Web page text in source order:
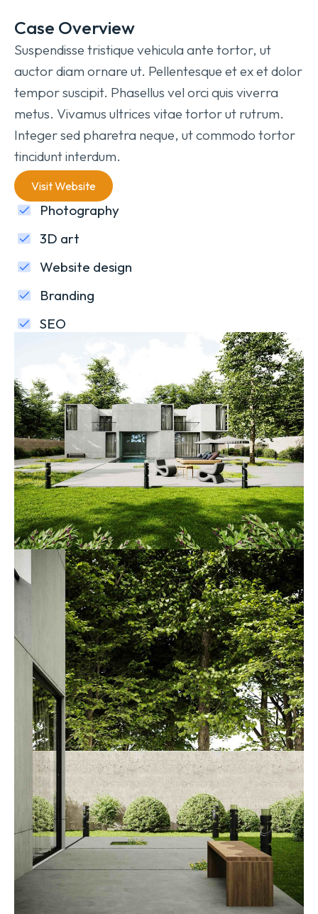
Case Overview
Suspendisse tristique vehicula ante tortor, ut
auctor diam ornare ut. Pellentesque et ex et dolor
tempor suscipit. Phasellus vel orci quis viverra
metus. Vivamus ultrices vitae tortor ut rutrum.
Integer sed pharetra neque, ut commodo tortor
tincidunt interdum.
Visit Website
Photography
3D art
Website design
Branding
SEO